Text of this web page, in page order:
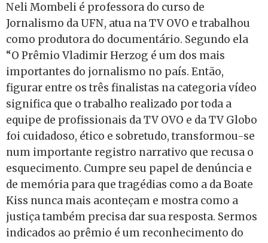
Neli Mombeli é professora do curso de
Jornalismo da UFN, atua na TV OVO e trabalhou
como produtora do documentário. Segundo ela
“O Prêmio Vladimir Herzog é um dos mais
importantes do jornalismo no país. Então,
figurar entre os três finalistas na categoria vídeo
significa que o trabalho realizado por toda a
equipe de profissionais da TV OVO e da TV Globo
foi cuidadoso, ético e sobretudo, transformou-se
num importante registro narrativo que recusa o
esquecimento. Cumpre seu papel de denúncia e
de memória para que tragédias como a da Boate
Kiss nunca mais aconteçam e mostra como a
justiça também precisa dar sua resposta. Sermos
indicados ao prêmio é um reconhecimento do